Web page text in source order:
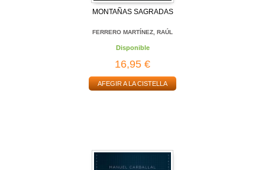
MONTAÑAS SAGRADAS
FERRERO MARTÍNEZ, RAÚL
Disponible
16,95 €
AFEGIR A LA CISTELLA